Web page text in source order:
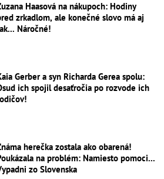
Haasová na nákupoch: Hodiny
zrkadlom, ale konečné slovo má aj
Náročné!
Gerber a syn Richarda Gerea spolu:
ich spojil desaťročia po rozvode ich
herečka zostala ako obarená!
na problém: Namiesto pomoci...
zo Slovenska